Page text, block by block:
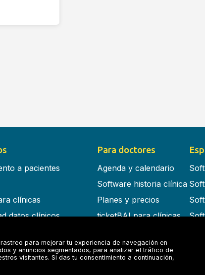
a pacientes
clínicas
datos clínicos
Para doctores
Agenda y calendario
Software historia clínica
Planes y precios
ticketBAI para clínicas
para mejorar tu experiencia de navegación en
y anuncios segmentados, para analizar el tráfico de
visitantes. Si das tu consentimiento a continuación,